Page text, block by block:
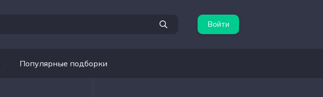
Войти
Популярные подборки